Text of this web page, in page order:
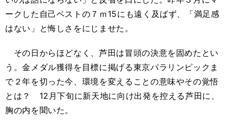
ークした自己ベストの７ｍ15にも遠く及ばず、「満足感
はない」と悔しさをにじませた。
その日からほどなく、芦田は冒頭の決意を固めたとい
う。金メダル獲得を目標に掲げる東京パラリンピックま
で２年を切った今、環境を変えることの意味やその覚悟
とは？ 12月下旬に新天地に向け出発を控える芦田に、
胸の内を聞いた。